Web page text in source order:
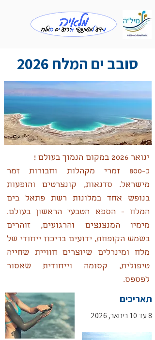
סובב ים המלח 2026
ינואר 2026 במקום הנמוך בעולם !
כ-800 זמרי מקהלות וחבורות זמר
מישראל. סדנאות, קונצרטים והופעות
בנופש אחד במלונות רשת פתאל בים
המלח - הספא הטבעי הראשון בעולם.
מימיו המנצנצים והרגועים, זוהרים
בשמש הקופחת, ידועים בריכוז ייחודי של
מלח ומינרלים שיוצרים חוויית שחייה
טיפולית, קסומה וייחודית שאסור
לפספס.
תאריכים
8 עד 10 בינואר, 2026